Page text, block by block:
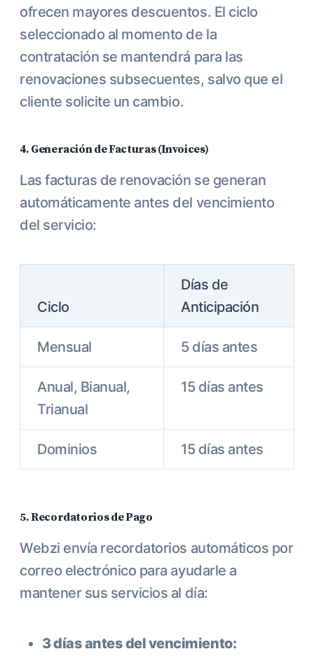
ofrecen mayores descuentos. El ciclo
seleccionado al momento de la
contratación se mantendrá para las
renovaciones subsecuentes, salvo que el
cliente solicite un cambio.
4. Generación de Facturas (Invoices)
Las facturas de renovación se generan
automáticamente antes del vencimiento
del servicio:
Ciclo
Días de
Anticipación
Mensual 5 días antes
Anual, Bianual,
Trianual
15 días antes
Dominios 15 días antes
5. Recordatorios de Pago
Webzi envía recordatorios automáticos por
correo electrónico para ayudarle a
mantener sus servicios al día:
3 días antes del vencimiento: